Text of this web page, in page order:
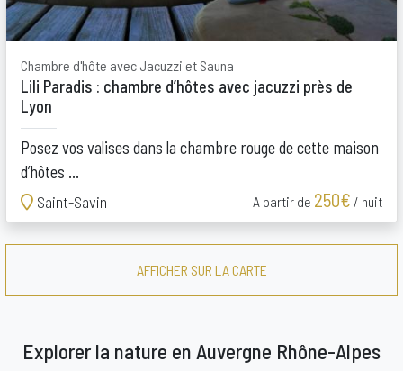
Chambre d'hôte avec Jacuzzi et Sauna
Lili Paradis : chambre d’hôtes avec jacuzzi près de
Lyon
Posez vos valises dans la chambre rouge de cette maison
d’hôtes ...
Saint-Savin
A partir de 250€ / nuit
AFFICHER SUR LA CARTE
Explorer la nature en Auvergne Rhône-Alpes